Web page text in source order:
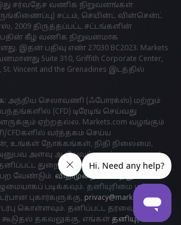
சர்வதேச வணிக நிறுவனங்கள்
சட்டம், செயின்ட் வின்சென்ட்
2009 திருத்தப்பட்ட சட்டங்களின்
கீழ் வணிக நிறுவனமாக
இதன் பதிவு எண் 27030 BC2023. Markets
Suite 310, Griffith Corporate Center,
St. Vincent and the Grenadines இடத்தில்
அந்நிய செலாவணி (ஃபோரக்ஸ்) மற்றும்
(CFD) டிரேடிங் செய்வது
ஏற்றதல்ல. Markets.com வழங்கும்
CFDகளில் வர்த்தகம் செய்ய
உங்கள் நோக்கங்கள், நிதி நிலைமை,
அளவு ஆகியவற்றைக் கவனமாகப்
துறைசார் நிபுணரின்
வேண்டும். விதிமுறைகள் மற்றும்
படிக்கவும். தனியுரிமை மற்றும்
புகார்களுக்கு, privacy@markets.com
கொள்ளவும். தனிப்பட்ட தரவைக்
தகவலுக்கு, எங்கள் தனியுரிமைக்